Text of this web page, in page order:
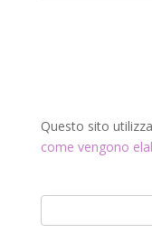
Questo sito
come vengono